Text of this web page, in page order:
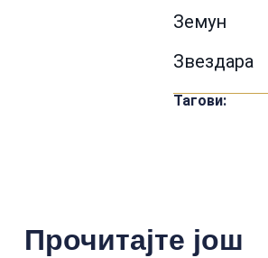
Земун
Звездара
Тагови:
Прочитајте још